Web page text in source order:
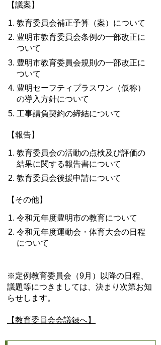
【議案】
教育委員会補正予算（案）について
豊明市教育委員会条例の一部改正に
ついて
豊明市教育委員会規則の一部改正に
ついて
豊明セーフティプラスワン（仮称）
の導入方針について
工事請負契約の締結について
【報告】
教育委員会の活動の点検及び評価の
結果に関する報告書について
教育委員会後援申請について
【その他】
令和元年度豊明市の教育について
令和元年度運動会・体育大会の日程
について
※定例教育委員会（9月）以降の日程、
議題等につきましては、決まり次第お知
らせします。
【教育委員会会議録へ】